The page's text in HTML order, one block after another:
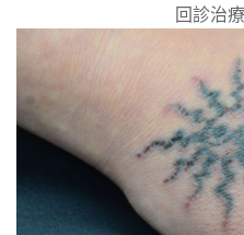
回診治